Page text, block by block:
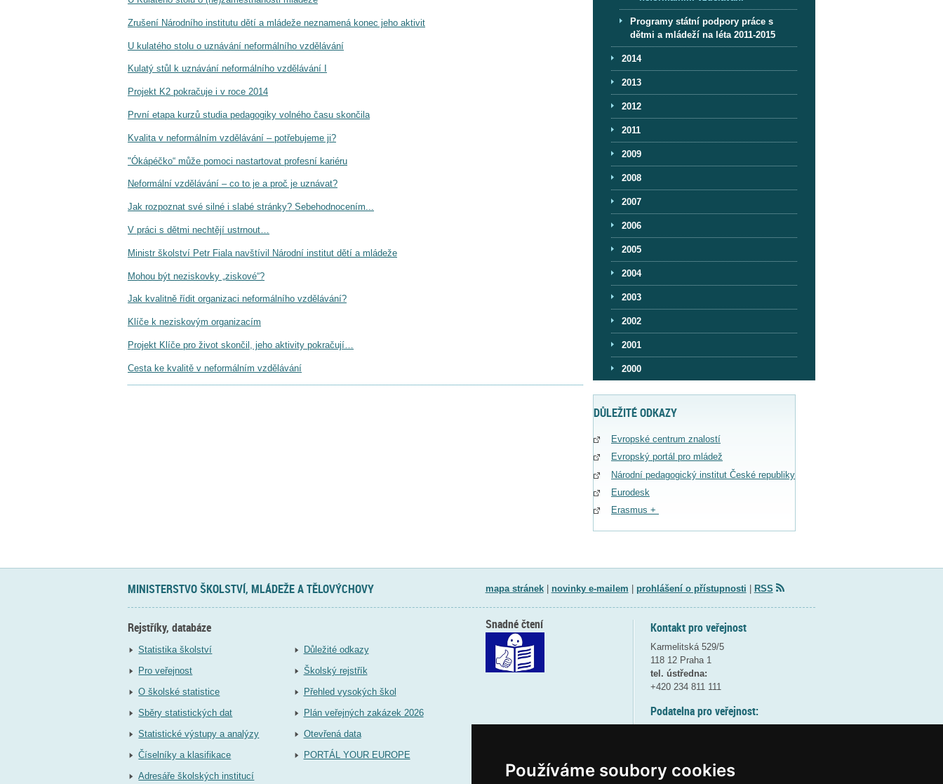
Používáme soubory cookies
Zrušení Národního institutu dětí a mládeže neznamená konec jeho aktivit
U kulatého stolu o uznávání neformálního vzdělávání
Kulatý stůl k uznávání neformálního vzdělávání I
Projekt K2 pokračuje i v roce 2014
První etapa kurzů studia pedagogiky volného času skončila
Kvalita v neformálním vzdělávání – potřebujeme ji?
"Ókápéčko“ může pomoci nastartovat profesní kariéru
Neformální vzdělávání – co to je a proč je uznávat?
Jak rozpoznat své silné i slabé stránky? Sebehodnocením...
V práci s dětmi nechtějí ustrnout…
Ministr školství Petr Fiala navštívil Národní institut dětí a mládeže
Mohou být neziskovky „ziskové“?
Jak kvalitně řídit organizaci neformálního vzdělávání?
Klíče k neziskovým organizacím
Projekt Klíče pro život skončil, jeho aktivity pokračují…
Cesta ke kvalitě v neformálním vzdělávání
Programy státní podpory práce s
dětmi a mládeží na léta 2011-2015
2014
2013
2012
2011
2009
2008
2007
2006
2005
2004
2003
2002
2001
2000
DŮLEŽITÉ ODKAZY
Evropské centrum znalostí
Evropský portál pro mládež
Národní pedagogický institut České republiky
Eurodesk
Erasmus +
MINISTERSTVO ŠKOLSTVÍ, MLÁDEŽE A TĚLOVÝCHOVY mapa stránek| novinky e-mailem prohlášení o přístupnosti RSS
Rejstříky, databáze
Statistika školství
Pro veřejnost
O školské statistice
Sběry statistických dat
Statistické výstupy a analýzy
Číselníky a klasifikace
Adresáře školských institucí
Důležité odkazy
Školský rejstřík
Přehled vysokých škol
Plán veřejných zakázek 2026
Otevřená data
PORTÁL YOUR EUROPE
Kontakt pro veřejnost
Karmelitská 529/5
118 12 Praha 1
tel. ústředna:
+420 234 811 111
Podatelna pro veřejnost:
Snadné čtení